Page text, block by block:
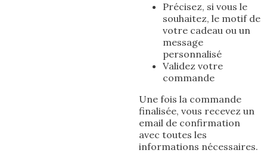
Précisez, si vous le
souhaitez, le motif de
votre cadeau ou un
message
personnalisé
Validez votre
commande
Une fois la commande
finalisée, vous recevez un
email de confirmation
avec toutes les
informations nécessaires.